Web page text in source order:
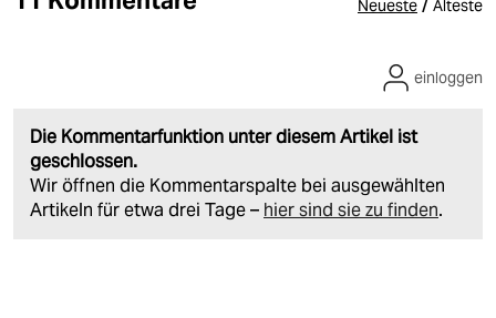
Neueste / Älteste
Die Kommentarfunktion unter diesem Artikel ist
geschlossen.
Wir öffnen die Kommentarspalte bei ausgewählten
Artikeln für etwa drei Tage – hier sind sie zu finden.
einloggen